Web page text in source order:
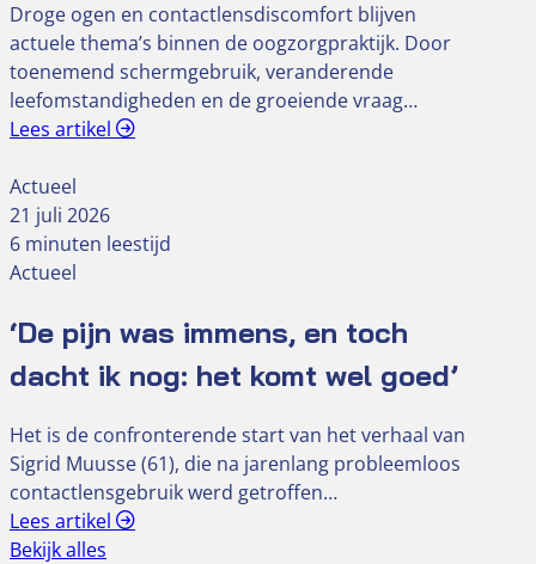
Droge ogen en contactlensdiscomfort blijven
actuele thema’s binnen de oogzorgpraktijk. Door
toenemend schermgebruik, veranderende
leefomstandigheden en de groeiende vraag…
Lees artikel
Actueel
21 juli 2026
6 minuten leestijd
Actueel
‘De pijn was immens, en toch
dacht ik nog: het komt wel goed’
Het is de confronterende start van het verhaal van
Sigrid Muusse (61), die na jarenlang probleemloos
contactlensgebruik werd getroffen…
Lees artikel
Bekijk alles